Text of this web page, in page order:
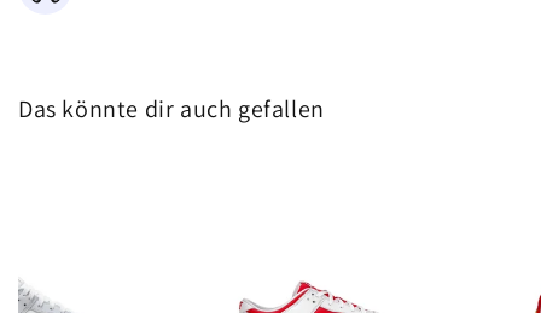
Das könnte dir auch gefallen